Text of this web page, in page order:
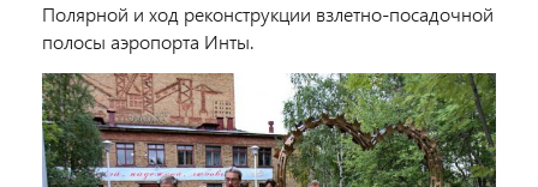
Полярной и ход реконструкции взлетно-посадочной
полосы аэропорта Инты.